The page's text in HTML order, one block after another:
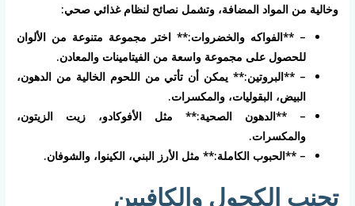
وخالية من المواد المضافة، وتشمل نصائح لنظام غذائي صحي:
– **الفواكه والخضروات:** اختر مجموعة متنوعة من الألوان
للحصول على مجموعة واسعة من الفيتامينات والمعادن.
– **البروتين:** يمكن أن تأتي من اللحوم الخالية من الدهون،
البيض، البقوليات، والمكسرات.
– **الدهون الصحية:** مثل الأفوكادو، زيت الزيتون،
والمكسرات.
– **الحبوب الكاملة:** مثل الأرز البني، الكينوا، والشوفان.
تجنب الكحول والكافيين